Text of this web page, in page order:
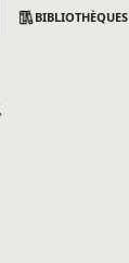
BIBLIOTHÈQUES